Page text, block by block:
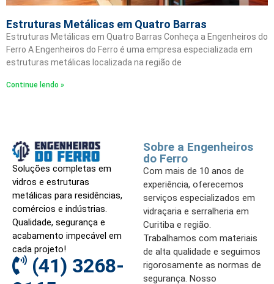
Estruturas Metálicas em Quatro Barras
Estruturas Metálicas em Quatro Barras Conheça a Engenheiros do
Ferro A Engenheiros do Ferro é uma empresa especializada em
estruturas metálicas localizada na região de
Continue lendo »
Soluções completas em
vidros e estruturas
metálicas para residências,
comércios e indústrias.
Qualidade, segurança e
acabamento impecável em
cada projeto!
(41) 3268-
Sobre a Engenheiros
do Ferro
Com mais de 10 anos de
experiência, oferecemos
serviços especializados em
vidraçaria e serralheria em
Curitiba e região.
Trabalhamos com materiais
de alta qualidade e seguimos
rigorosamente as normas de
segurança. Nosso